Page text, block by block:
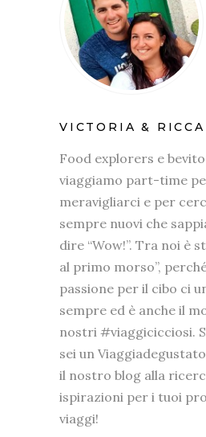
VICTORIA &
Food explorers e
viaggiamo part-time
meravigliarci e per
sempre nuovi che
dire “Wow!”. Tra noi è
al primo morso”,
passione per il cibo ci
sempre ed è anche il
nostri #viaggicicciosi.
sei un
il nostro blog alla
ispirazioni per i tuoi
viaggi!